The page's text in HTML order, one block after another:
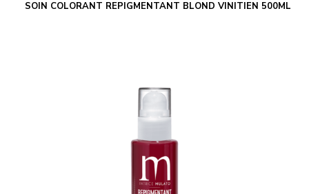
SOIN COLORANT REPIGMENTANT BLOND VINITIEN 500ML